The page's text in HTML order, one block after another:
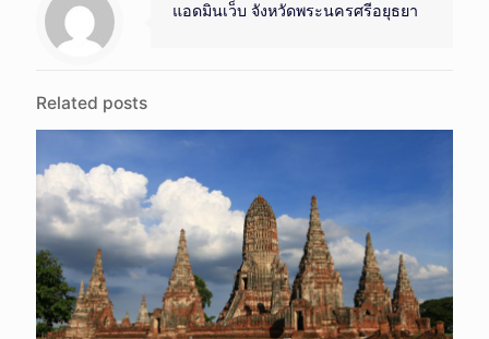
แอดมินเว็บ จังหวัดพระนครศรีอยุธยา
Related posts